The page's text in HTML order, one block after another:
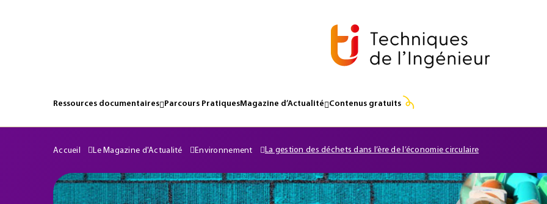
Ressources documentaires Parcours PratiquesMagazine d’Actualité Contenus gratuits
Accueil Le Magazine d'Actualité Environnement La gestion des déchets dans l’ère de l’économie circulaire